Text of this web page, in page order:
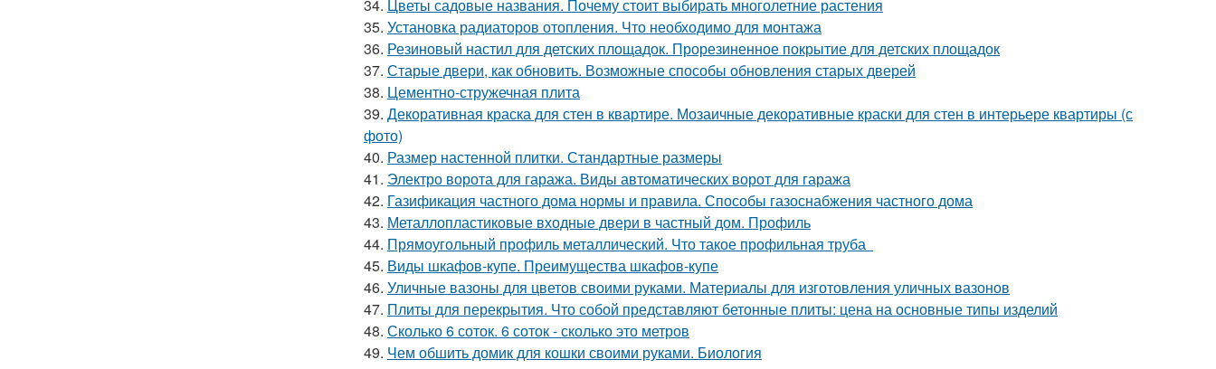
34. Цветы садовые названия. Почему стоит выбирать многолетние растения
35. Установка радиаторов отопления. Что необходимо для монтажа
36. Резиновый настил для детских площадок. Прорезиненное покрытие для детских площадок
37. Старые двери, как обновить. Возможные способы обновления старых дверей
38. Цементно-стружечная плита
39. Декоративная краска для стен в квартире. Мозаичные декоративные краски для стен в интерьере квартиры (с
фото)
40. Размер настенной плитки. Стандартные размеры
41. Электро ворота для гаража. Виды автоматических ворот для гаража
42. Газификация частного дома нормы и правила. Способы газоснабжения частного дома
43. Металлопластиковые входные двери в частный дом. Профиль
44. Прямоугольный профиль металлический. Что такое профильная труба
45. Виды шкафов-купе. Преимущества шкафов-купе
46. Уличные вазоны для цветов своими руками. Материалы для изготовления уличных вазонов
47. Плиты для перекрытия. Что собой представляют бетонные плиты: цена на основные типы изделий
48. Сколько 6 соток. 6 соток - сколько это метров
49. Чем обшить домик для кошки своими руками. Биология